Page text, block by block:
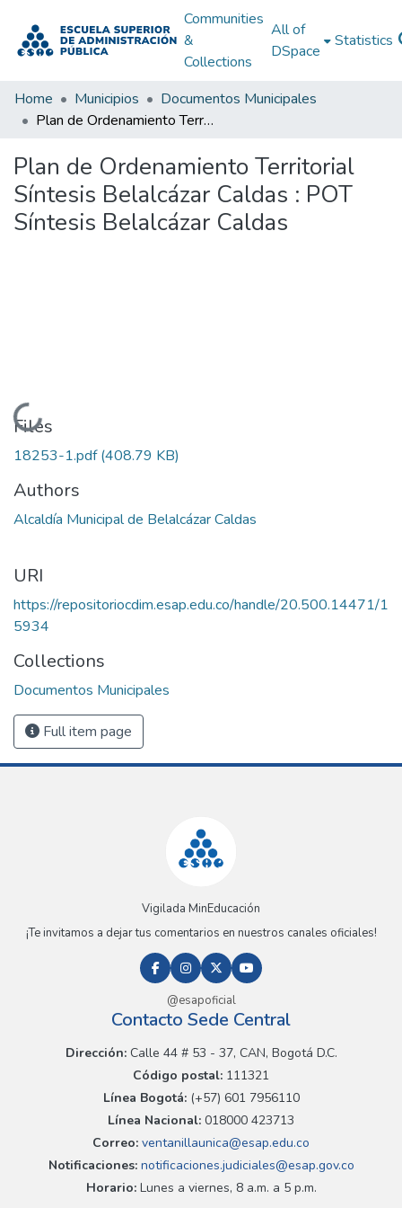
Communities
&
Collections
All of
DSpace
Statistics
Home Municipios
Documentos Municipales
Plan de Ordenamiento Territorial Síntesis Belalcázar Caldas : POT Síntesis Belalcázar Caldas
Plan de Ordenamiento Territorial
Síntesis Belalcázar Caldas : POT
Síntesis Belalcázar Caldas
Loading...
Files
18253-1.pdf(408.79 KB)
Authors
Alcaldía Municipal de Belalcázar Caldas
URI
https://repositoriocdim.esap.edu.co/handle/20.500.14471/1
5934
Collections
Documentos Municipales
Full item page
Vigilada MinEducación
¡Te invitamos a dejar tus comentarios en nuestros canales oficiales!
@esapoficial
Contacto Sede Central
Dirección:Calle 44 # 53 - 37, CAN, Bogotá D.C.
Código postal: 111321
Línea Bogotá:(+57) 601 7956110
Línea Nacional: 018000 423713
Correo: ventanillaunica@esap.edu.co
Notificaciones:notificaciones.judiciales@esap.gov.co
Horario:Lunes a viernes, 8 a.m. a 5 p.m.